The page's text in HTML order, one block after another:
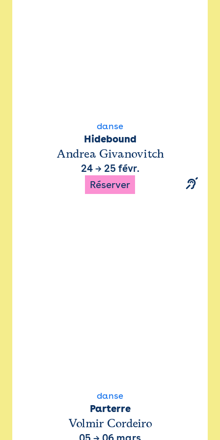
danse
Hidebound
Andrea Givanovitch
24→ 25 févr.
Réserver
danse
Parterre
Volmir Cordeiro